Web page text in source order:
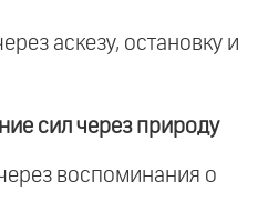
аскезу, остановку и
сил через природу
воспоминания о